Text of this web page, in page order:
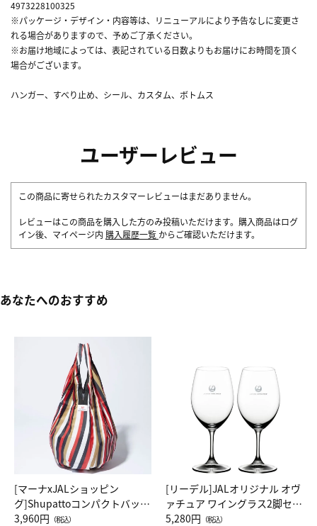
4973228100325
※パッケージ・デザイン・内容等は、リニューアルにより予告なしに変更さ
れる場合がありますので、予めご了承ください。
※お届け地域によっては、表記されている日数よりもお届けにお時間を頂く
場合がございます。
ハンガー、すべり止め、シール、カスタム、ボトムス
ユーザーレビュー
この商品に寄せられたカスタマーレビューはまだありません。
レビューはこの商品を購入した方のみ投稿いただけます。購入商品はログ
イン後、マイページ内 購入履歴一覧 からご確認いただけます。
あなたへのおすすめ
[マーナxJALショッピン
グ]Shupattoコンパクトバッグ
Drop JAL客室乗務員（LC）ス
3,960円 （税込）
[リーデル]JALオリジナル オヴ
ァチュア ワイングラス2脚セッ
ト（レッドワイン）
5,280円 （税込）